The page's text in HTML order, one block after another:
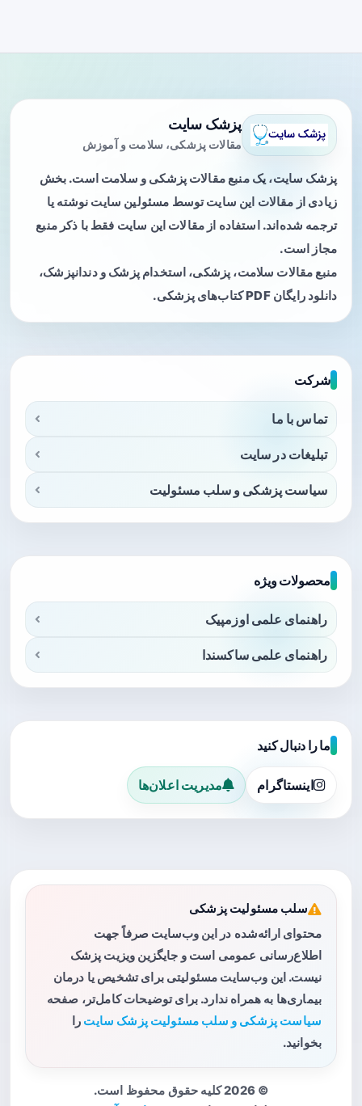
پزشک سایت
مقالات پزشکی، سلامت و آموزش
پزشک سایت، یک منبع مقالات پزشکی و سلامت است. بخش
زیادی از مقالات این سایت توسط مسئولین سایت نوشته یا
ترجمه شده‌اند. استفاده از مقالات این سایت فقط با ذکر منبع
مجاز است.
منبع مقالات سلامت، پزشکی، استخدام پزشک و دندانپزشک،
دانلود رایگان PDF کتاب‌های پزشکی.
شرکت
تماس با ما
تبلیغات در سایت
سیاست پزشکی و سلب مسئولیت
محصولات ویژه
راهنمای علمی اوزمپیک
راهنمای علمی ساکسندا
ما را دنبال کنید
اینستاگرام مدیریت اعلان‌ها
سلب مسئولیت پزشکی
محتوای ارائه‌شده در این وب‌سایت صرفاً جهت
اطلاع‌رسانی عمومی است و جایگزین ویزیت پزشک
نیست. این وب‌سایت مسئولیتی برای تشخیص یا درمان
بیماری‌ها به همراه ندارد. برای توضیحات کامل‌تر، صفحه
سیاست پزشکی و سلب مسئولیت پزشک سایت را
بخوانید.
© 2026 کلیه حقوق محفوظ است.